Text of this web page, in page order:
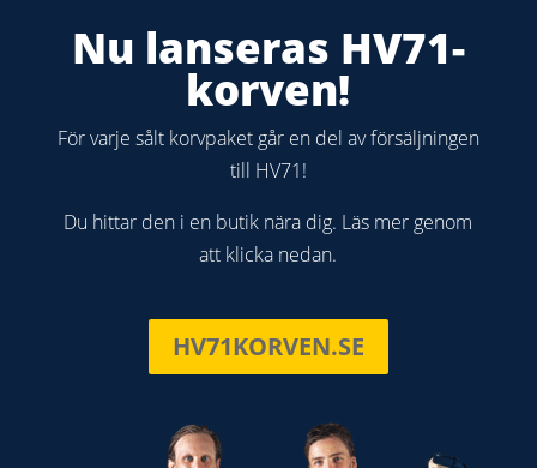
Nu lanseras HV71-
korven!
För varje sålt korvpaket går en del av försäljningen
till HV71!
Du hittar den i en butik nära dig. Läs mer genom
att klicka nedan.
HV71KORVEN.SE